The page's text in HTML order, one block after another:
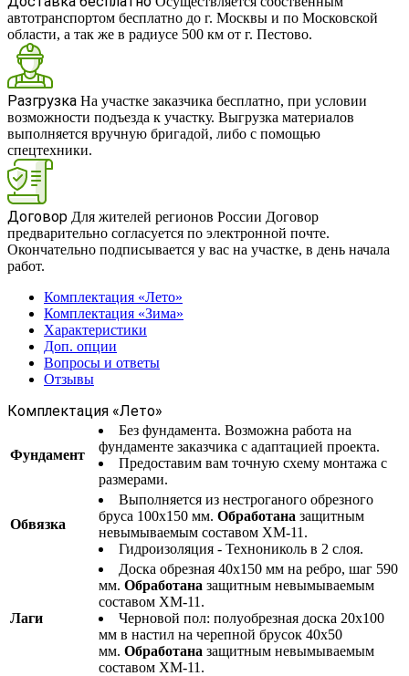
автотранспортом бесплатно до г. Москвы и по Московской
области, а так же в радиусе 500 км от г. Пестово.
Разгрузка На участке заказчика бесплатно, при условии
возможности подъезда к участку. Выгрузка материалов
выполняется вручную бригадой, либо с помощью
спецтехники.
Договор Для жителей регионов России Договор
предварительно согласуется по электронной почте.
Окончательно подписывается у вас на участке, в день начала
работ.
Комплектация «Лето»
Комплектация «Зима»
Характеристики
Доп. опции
Вопросы и ответы
Отзывы
Комплектация «Лето»
Фундамент
Без фундамента. Возможна работа на
фундаменте заказчика с адаптацией проекта.
Предоставим вам точную схему монтажа с
размерами.
Обвязка
Выполняется из нестроганого обрезного
бруса 100х150 мм. Обработана защитным
невымываемым составом ХМ-11.
Гидроизоляция - Технониколь в 2 слоя.
Лаги
Доска обрезная 40х150 мм на ребро, шаг 590
мм. Обработана защитным невымываемым
составом ХМ-11.
Черновой пол: полуобрезная доска 20х100
мм в настил на черепной брусок 40х50
мм. Обработана защитным невымываемым
составом ХМ-11.